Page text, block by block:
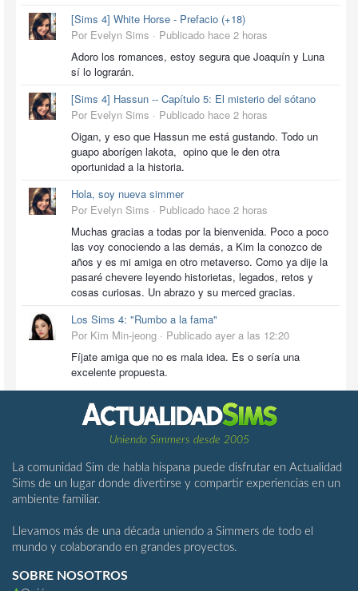
[Sims 4] White Horse - Prefacio (+18)
Por Evelyn Sims · Publicado hace 2 horas
Adoro los romances, estoy segura que Joaquín y Luna
sí lo lograrán.
[Sims 4] Hassun -- Capítulo 5: El misterio del sótano
Por Evelyn Sims · Publicado hace 2 horas
Oigan, y eso que Hassun me está gustando. Todo un
guapo aborígen lakota, opino que le den otra
oportunidad a la historia.
Hola, soy nueva simmer
Por Evelyn Sims · Publicado hace 2 horas
Muchas gracias a todas por la bienvenida. Poco a poco
las voy conociendo a las demás, a Kim la conozco de
años y es mi amiga en otro metaverso. Como ya dije la
pasaré chevere leyendo historietas, legados, retos y
cosas curiosas. Un abrazo y su merced gracias.
Los Sims 4: "Rumbo a la fama"
Por Kim Min-jeong · Publicado ayer a las 12:20
Fíjate amiga que no es mala idea. Es o sería una
excelente propuesta.
Uniendo Simmers desde 2005
La comunidad Sim de habla hispana puede disfrutar en Actualidad
Sims de un lugar donde divertirse y compartir experiencias en un
ambiente familiar.
Llevamos más de una década uniendo a Simmers de todo el
mundo y colaborando en grandes proyectos.
SOBRE NOSOTROS